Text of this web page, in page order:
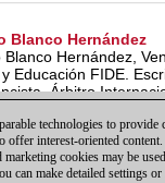
Blanco Hernández
Blanco Hernández,
Educación FIDE.
Árbitro
FIDE.
technologies to
offer interest-oriented
marketing cookies may be
can make detailed settings